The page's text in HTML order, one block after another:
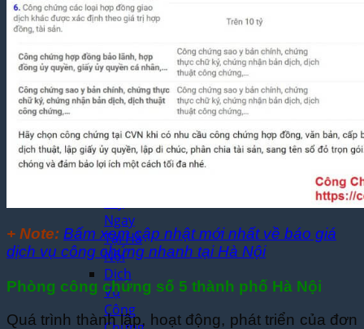
Mỹ
Phẩm
Nghiệp
Dịch Thuật
Công
Dịch
Thuật
Công
Ngay
Tại Hà
Nội
Dịch
Vụ
Công
+ Note: Bấm xem cập nhật mới nhất về báo giá
dịch vụ công chứng nhanh tại Hà Nội
Phòng công chứng số 5 thành phố Hà Nội
Quá trình thành lập, hoạt động, phát triển của đơn